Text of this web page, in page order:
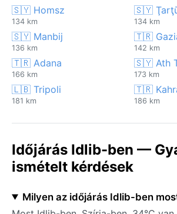
🇸🇾 Homsz
134 km
🇸🇾
134 km
🇸🇾 Manbij
136 km
🇹🇷
142 km
🇹🇷 Adana
166 km
🇸🇾 Ath
173 km
🇱🇧 Tripoli
181 km
🇹🇷
186 km
Időjárás Idlib-ben —
ismételt kérdések
Milyen az időjárás Idlib-ben